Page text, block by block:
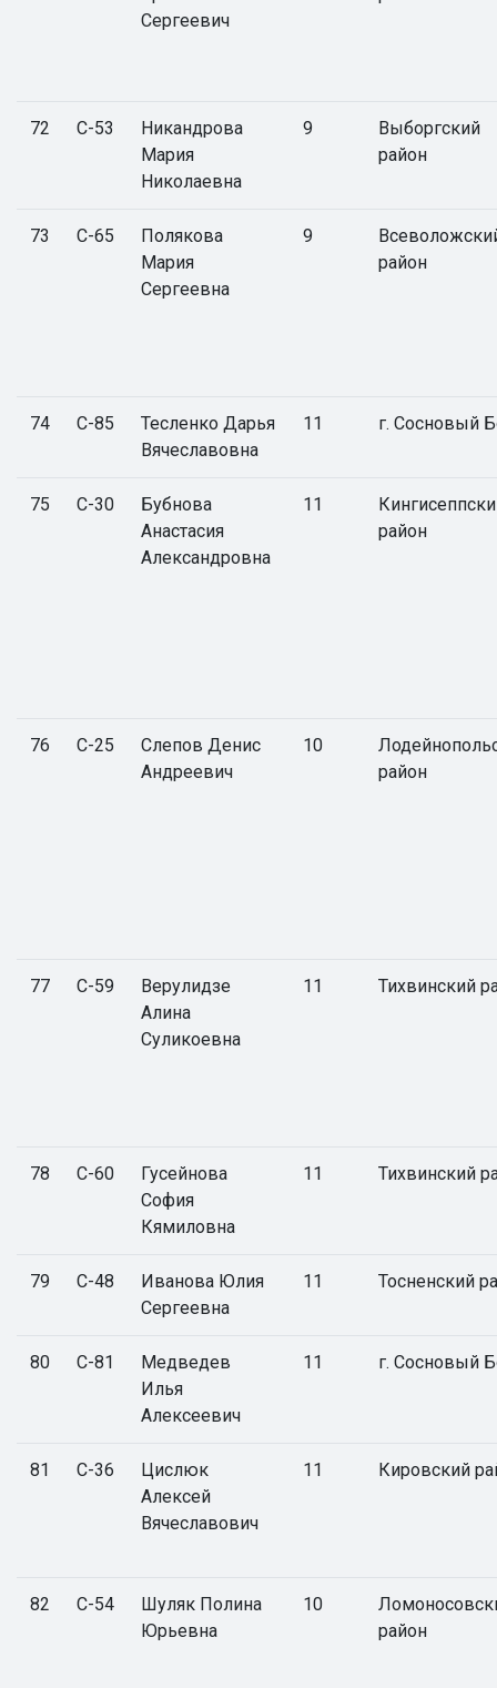
Сергеевич
72 С-53
Никандрова
Мария
Николаевна
9
Выборгский
район
73 С-65
Полякова
Мария
Сергеевна
9
район
74 С-85
Тесленко Дарья
Вячеславовна
11 г. Сосновый
75 С-30
Бубнова
Анастасия
Александровна
11
район
76 С-25
Слепов Денис
Андреевич
10
район
77 С-59
Верулидзе
Алина
Суликоевна
11 Тихвинский
78 С-60
Гусейнова
София
Кямиловна
11 Тихвинский
79 С-48
Иванова Юлия
Сергеевна
11 Тосненский
80 С-81
Медведев
Илья
Алексеевич
11 г. Сосновый
81 С-36
Цислюк
Алексей
Вячеславович
11 Кировский
82 С-54
Шуляк Полина
Юрьевна
10
район